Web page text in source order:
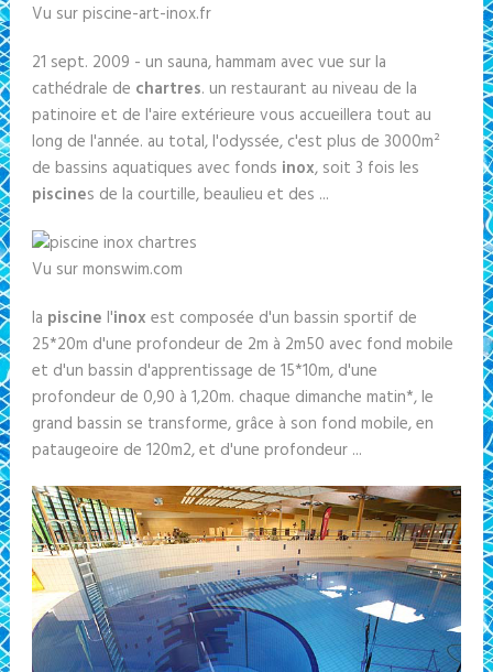
Vu sur piscine-art-inox.fr
21 sept. 2009 - un sauna, hammam avec vue sur la
cathédrale de chartres. un restaurant au niveau de la
patinoire et de l'aire extérieure vous accueillera tout au
long de l'année. au total, l'odyssée, c'est plus de 3000m²
de bassins aquatiques avec fonds inox, soit 3 fois les
piscines de la courtille, beaulieu et des ...
Vu sur monswim.com
la piscine l'inox est composée d'un bassin sportif de
25*20m d'une profondeur de 2m à 2m50 avec fond mobile
et d'un bassin d'apprentissage de 15*10m, d'une
profondeur de 0,90 à 1,20m. chaque dimanche matin*, le
grand bassin se transforme, grâce à son fond mobile, en
pataugeoire de 120m2, et d'une profondeur ...